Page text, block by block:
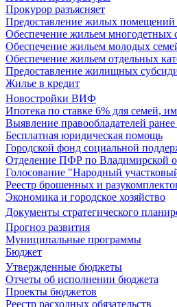
Прокурор разъясняет
Предоставление жилых помещений
Обеспечение жильем многодетных
Обеспечение жильем молодых
Обеспечение жильем отдельных
Предоставление жилищных
Жилье в кредит
Новостройки ВИФ
Ипотека по ставке 6% для семей,
Выявление правообладателей
Бесплатная юридическая помощь
Городской фонд социальной
Отделение ПФР по Владимирской
Голосование "Народный
Реестр брошенных и
Экономика и городское хозяйство
Документы стратегического
Прогноз развития
Муниципальные программы
Бюджет
Утвержденные бюджеты
Отчеты об исполнении бюджета
Проекты бюджетов
Реестр расходных обязательств